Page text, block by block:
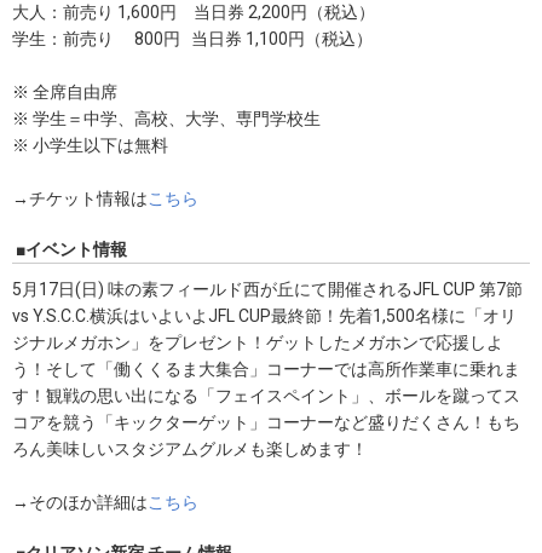
大人：前売り 1,600円 当日券 2,200円（税込）
学生：前売り 800円 当日券 1,100円（税込）
※ 全席自由席
※ 学生＝中学、高校、大学、専門学校生
※ 小学生以下は無料
→チケット情報はこちら
■イベント情報
5月17日(日) 味の素フィールド西が丘にて開催されるJFL CUP 第7節
vs Y.S.C.C.横浜はいよいよJFL CUP最終節！先着1,500名様に「オリ
ジナルメガホン」をプレゼント！ゲットしたメガホンで応援しよ
う！そして「働くくるま大集合」コーナーでは高所作業車に乗れま
す！観戦の思い出になる「フェイスペイント」、ボールを蹴ってス
コアを競う「キックターゲット」コーナーなど盛りだくさん！もち
ろん美味しいスタジアムグルメも楽しめます！
→そのほか詳細はこちら